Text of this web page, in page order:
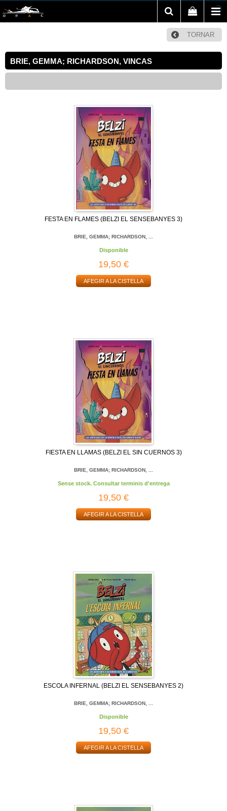
TORNAR
BRIE, GEMMA; RICHARDSON, VINCAS
FESTA EN FLAMES (BELZI EL SENSEBANYES 3)
BRIE, GEMMA; RICHARDSON, ...
Disponible
19,50 €
AFEGIR A LA CISTELLA
FIESTA EN LLAMAS (BELZI EL SIN CUERNOS 3)
BRIE, GEMMA; RICHARDSON, ...
Sense stock. Consultar terminis d'entrega
19,50 €
AFEGIR A LA CISTELLA
ESCOLA INFERNAL (BELZI EL SENSEBANYES 2)
BRIE, GEMMA; RICHARDSON, ...
Disponible
19,50 €
AFEGIR A LA CISTELLA